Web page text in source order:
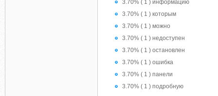
3.70% ( 1 ) информацию
3.70% ( 1 ) которым
3.70% ( 1 ) можно
3.70% ( 1 ) недоступен
3.70% ( 1 ) остановлен
3.70% ( 1 ) ошибка
3.70% ( 1 ) панели
3.70% ( 1 ) подробную